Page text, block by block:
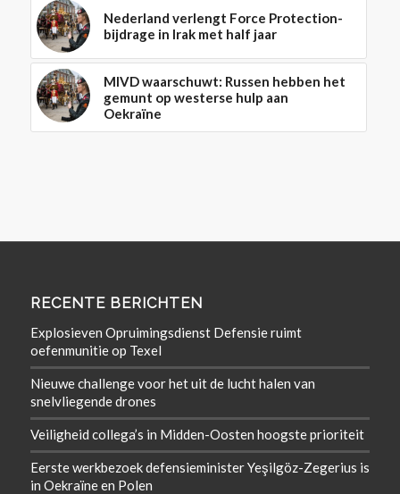
Nederland verlengt Force Protection-
bijdrage in Irak met half jaar
MIVD waarschuwt: Russen hebben het
gemunt op westerse hulp aan
Oekraïne
RECENTE BERICHTEN
Explosieven Opruimingsdienst Defensie ruimt
oefenmunitie op Texel
Nieuwe challenge voor het uit de lucht halen van
snelvliegende drones
Veiligheid collega’s in Midden-Oosten hoogste prioriteit
Eerste werkbezoek defensieminister Yeşilgöz-Zegerius is
in Oekraïne en Polen